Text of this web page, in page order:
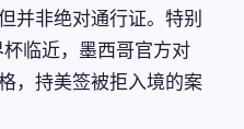
并非绝对通行证。特别
临近，墨西哥官方对
，持美签被拒入境的案